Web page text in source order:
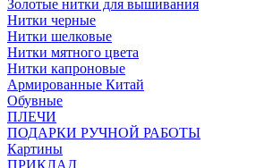
Золотые нитки для вышивания
Нитки черные
Нитки шелковые
Нитки мятного цвета
Нитки капроновые
Армированные Китай
Обувные
ПЛЕЧИ
ПОДАРКИ РУЧНОЙ РАБОТЫ
Картины
ПРИКЛАД